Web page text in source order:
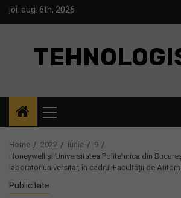
Skipjoi. aug. 6th, 2026
Menu
Home 2022 iunie
9
Honeywell și Universitatea Politehnica din
laborator universitar, în cadrul Facultății de
Publicitate